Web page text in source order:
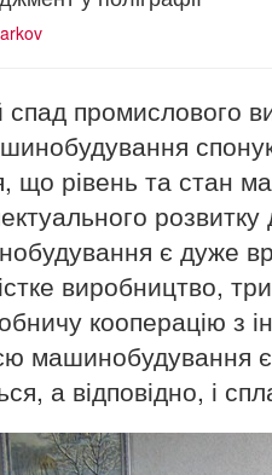
промислового
що рівень та стан
є дуже
виробництво,
кооперацію з
машинобудування
а відповідно, і